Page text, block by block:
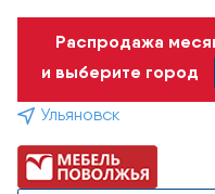
Распродажа
и выберите город
Ульяновск